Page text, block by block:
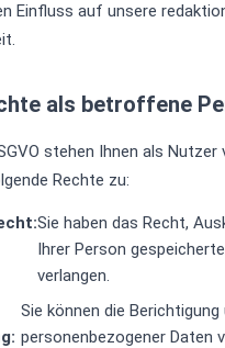
Einfluss auf unsere
als betroffene
stehen Ihnen als Nutzer
Rechte zu:
Sie haben das Recht,
Ihrer Person
verlangen.
Sie können die
personenbezogener Daten